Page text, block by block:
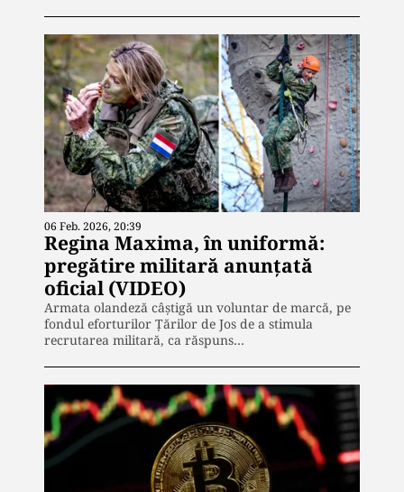
06 Feb. 2026, 20:39
Regina Maxima, în uniformă:
pregătire militară anunțată
oficial (VIDEO)
Armata olandeză câștigă un voluntar de marcă, pe
fondul eforturilor Țărilor de Jos de a stimula
recrutarea militară, ca răspuns…